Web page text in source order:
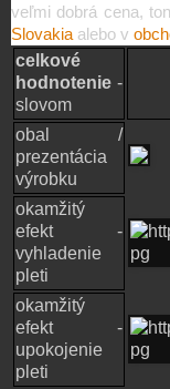
veľmi dobrá cena,
Slovakia alebo v
celkové
hodnotenie -
slovom
obal /
prezentácia
výrobku
okamžitý
efekt -
vyhladenie
pleti
okamžitý
efekt -
upokojenie
pleti